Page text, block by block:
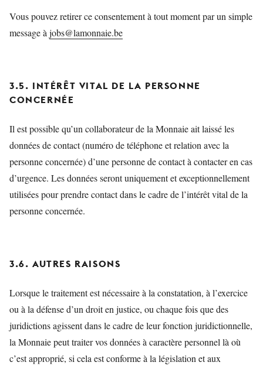
Vous pouvez retirer ce consentement à tout moment par un simple
message à jobs@lamonnaie.be
3.5. INTÉRÊT VITAL DE LA PERSONNE
CONCERNÉE
Il est possible qu’un collaborateur de la Monnaie ait laissé les
données de contact (numéro de téléphone et relation avec la
personne concernée) d’une personne de contact à contacter en cas
d’urgence. Les données seront uniquement et exceptionnellement
utilisées pour prendre contact dans le cadre de l’intérêt vital de la
personne concernée.
3.6. AUTRES RAISONS
Lorsque le traitement est nécessaire à la constatation, à l’exercice
ou à la défense d’un droit en justice, ou chaque fois que des
juridictions agissent dans le cadre de leur fonction juridictionnelle,
la Monnaie peut traiter vos données à caractère personnel là où
c’est approprié, si cela est conforme à la législation et aux